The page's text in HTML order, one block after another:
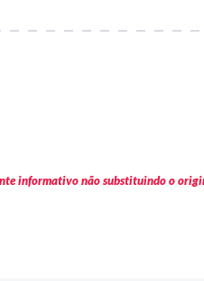
informativo não substituindo o